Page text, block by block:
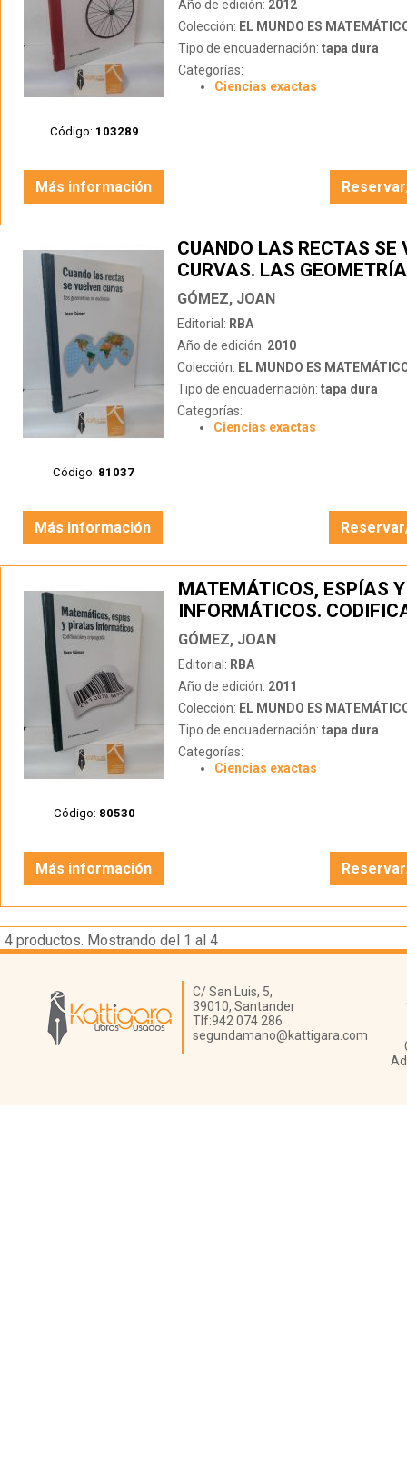
Código: 103289
Año de edición: 2012
Colección: EL MUNDO ES
Tipo de encuadernación: tapa dura
Categorías:
Ciencias exactas
Más información
Código: 81037
CUANDO LAS RECTAS SE
CURVAS. LAS
EUCLIDEAS
GÓMEZ, JOAN
Editorial: RBA
Año de edición: 2010
Colección: EL MUNDO ES
Tipo de encuadernación: tapa dura
Categorías:
Ciencias exactas
Más información
Código: 80530
MATEMÁTICOS, ESPÍAS
INFORMÁTICOS.
CRIPTOGRAFÍA
GÓMEZ, JOAN
Editorial: RBA
Año de edición: 2011
Colección: EL MUNDO ES
Tipo de encuadernación: tapa dura
Categorías:
Ciencias exactas
Más información
4 productos. Mostrando del 1 al 4
Librería Kattigara
C/ San Luis, 5,
39010, Santander
Tlf:942 074 286
segundamano@kattigara.com